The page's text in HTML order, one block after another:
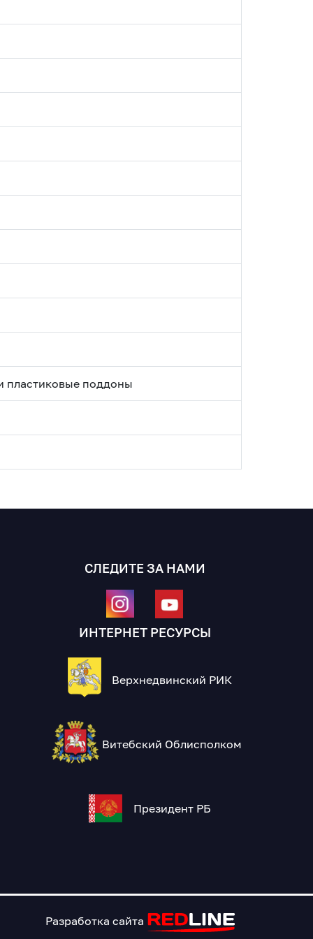
пластиковые поддоны
СЛЕДИТЕ ЗА НАМИ
ИНТЕРНЕТ РЕСУРСЫ
Верхнедвинский РИК
Витебский Облисполком
Президент РБ
Разработка сайта